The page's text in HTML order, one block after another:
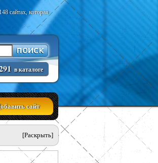
сайтах, которая
в каталоге
сайт
[Раскрыть]